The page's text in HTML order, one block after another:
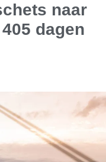
naar
dagen